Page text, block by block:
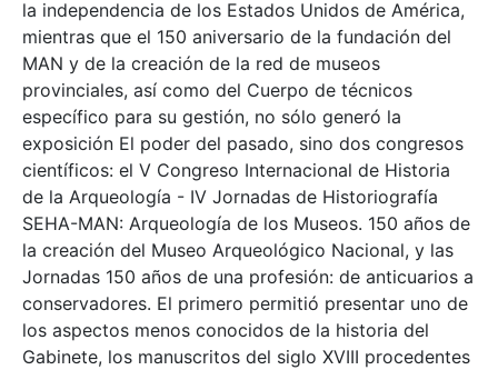
la independencia de los Estados Unidos de América,
mientras que el 150 aniversario de la fundación del
MAN y de la creación de la red de museos
provinciales, así como del Cuerpo de técnicos
específico para su gestión, no sólo generó la
exposición El poder del pasado, sino dos congresos
científicos: el V Congreso Internacional de Historia
de la Arqueología - IV Jornadas de Historiografía
SEHA-MAN: Arqueología de los Museos. 150 años de
la creación del Museo Arqueológico Nacional, y las
Jornadas 150 años de una profesión: de anticuarios a
conservadores. El primero permitió presentar uno de
los aspectos menos conocidos de la historia del
Gabinete, los manuscritos del siglo XVIII procedentes